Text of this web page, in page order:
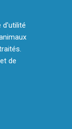
d'utilité
de